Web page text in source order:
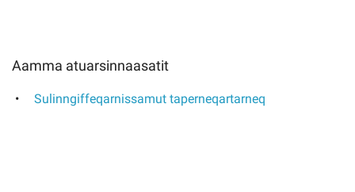
Aamma atuarsinnaasatit
Sulinngiffeqarnissamut taperneqartarneq